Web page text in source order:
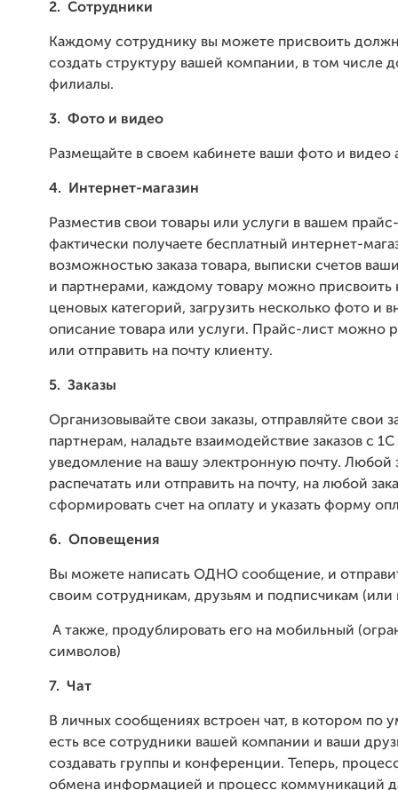
2. Сотрудники
Каждому сотруднику вы можете присвоить
создать структуру вашей компании, в том числе
филиалы.
3. Фото и видео
Размещайте в своем кабинете ваши фото и видео
4. Интернет-магазин
Разместив свои товары или услуги в вашем
фактически получаете бесплатный интернет-
возможностью заказа товара, выписки счетов
и партнерами, каждому товару можно присвоить
ценовых категорий, загрузить несколько фото и
описание товара или услуги. Прайс-лист можно
или отправить на почту клиенту.
5. Заказы
Организовывайте свои заказы, отправляйте свои
партнерам, наладьте взаимодействие заказов с
уведомление на вашу электронную почту. Любой
распечатать или отправить на почту, на любой
сформировать счет на оплату и указать форму
6. Оповещения
Вы можете написать ОДНО сообщение, и
своим сотрудникам, друзьям и подписчикам (или
А также, продублировать его на мобильный
символов)
7. Чат
В личных сообщениях встроен чат, в котором по
есть все сотрудники вашей компании и ваши
создавать группы и конференции. Теперь,
обмена информацией и процесс коммуникаций